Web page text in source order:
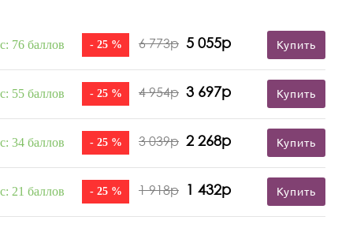
76 баллов - 25 % 6 773р 5 055р Купить
55 баллов - 25 % 4 954р 3 697р Купить
34 баллов - 25 % 3 039р 2 268р Купить
21 баллов - 25 % 1 918р 1 432р Купить